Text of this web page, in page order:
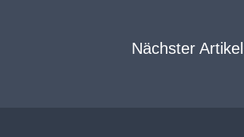
Nächster Artikel